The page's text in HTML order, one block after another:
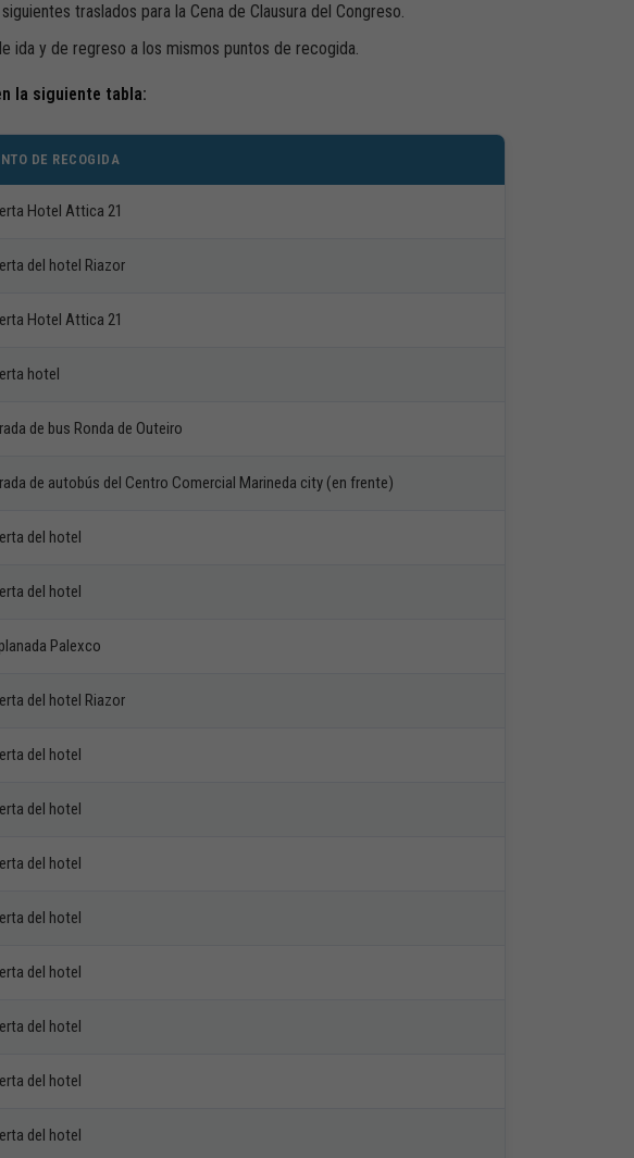
traslados para la Cena de Clausura del Congreso.
ida y de regreso a los mismos puntos de recogida.
la siguiente tabla:
DE RECOGIDA
Hotel Attica 21
del hotel Riazor
Hotel Attica 21
hotel
de bus Ronda de Outeiro
de autobús del Centro Comercial Marineda city (en frente)
del hotel
del hotel
Palexco
del hotel Riazor
del hotel
del hotel
del hotel
del hotel
del hotel
del hotel
del hotel
del hotel